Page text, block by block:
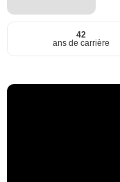
42
ans de carrière